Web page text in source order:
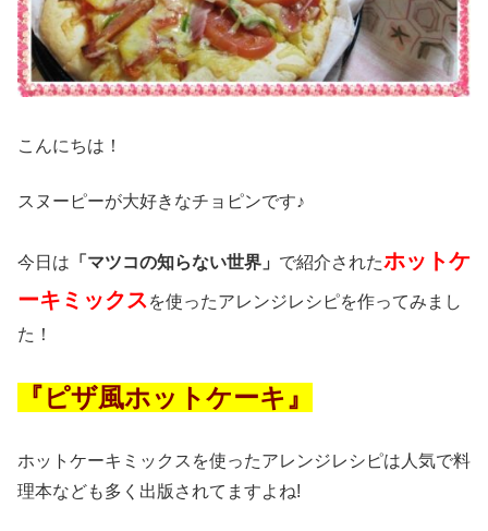
こんにちは！
スヌーピーが大好きなチョピンです♪
今日は 「マツコの知らない世界」 で紹介されたホットケ
ーキミックスを使ったアレンジレシピを作ってみまし
た！
『ピザ風ホットケーキ』
ホットケーキミックスを使ったアレンジレシピは人気で料
理本なども多く出版されてますよね!